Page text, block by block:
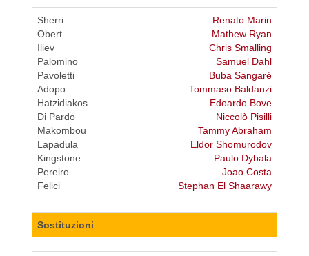
Sherri
Obert
Iliev
Palomino
Pavoletti
Adopo
Hatzidiakos
Di Pardo
Makombou
Lapadula
Kingstone
Pereiro
Felici
Renato Marin
Mathew Ryan
Chris Smalling
Samuel Dahl
Buba Sangaré
Tommaso Baldanzi
Edoardo Bove
Niccolò Pisilli
Tammy Abraham
Eldor Shomurodov
Paulo Dybala
Joao Costa
Stephan El Shaarawy
Sostituzioni